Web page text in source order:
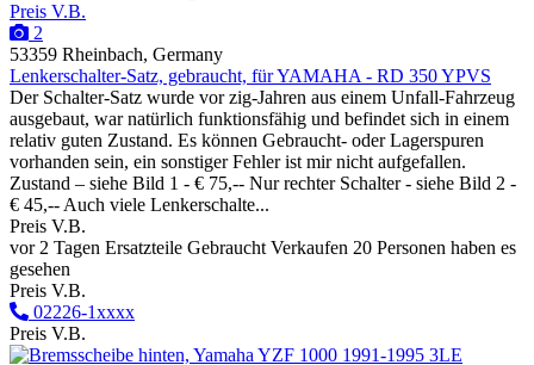
Preis V.B.
2
53359 Rheinbach, Germany
Lenkerschalter-Satz, gebraucht, für YAMAHA - RD 350 YPVS
Der Schalter-Satz wurde vor zig-Jahren aus einem Unfall-Fahrzeug
ausgebaut, war natürlich funktionsfähig und befindet sich in einem
relativ guten Zustand. Es können Gebraucht- oder Lagerspuren
vorhanden sein, ein sonstiger Fehler ist mir nicht aufgefallen.
Zustand – siehe Bild 1 - € 75,-- Nur rechter Schalter - siehe Bild 2 -
€ 45,-- Auch viele Lenkerschalte...
Preis V.B.
vor 2 Tagen Ersatzteile Gebraucht Verkaufen 20 Personen haben es
gesehen
Preis V.B.
02226-1xxxx
Preis V.B.